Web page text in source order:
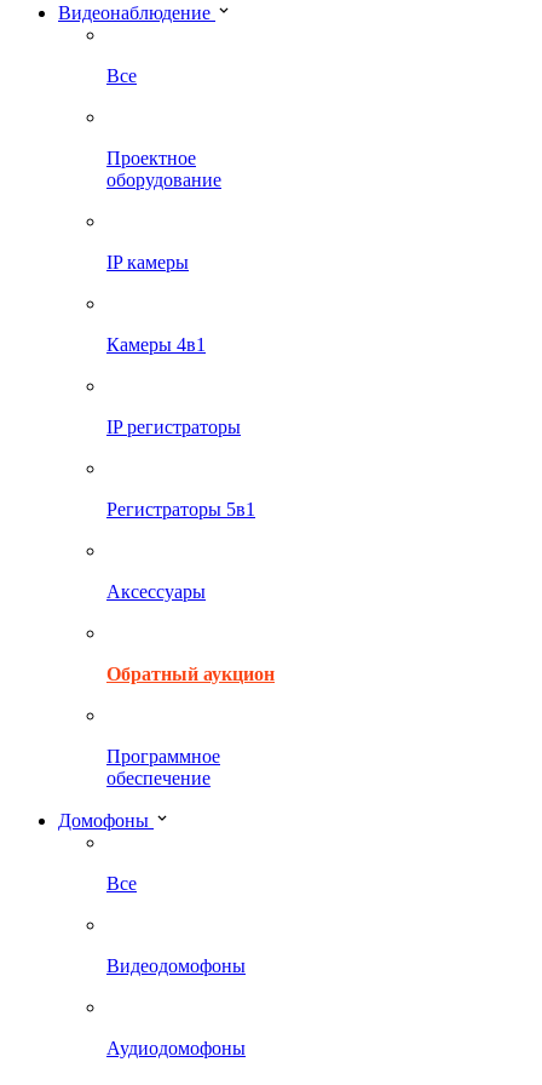
Видеонаблюдение
Все
Проектное
оборудование
IP камеры
Камеры 4в1
IP регистраторы
Регистраторы 5в1
Аксессуары
Обратный аукцион
Программное
обеспечение
Домофоны
Все
Видеодомофоны
Аудиодомофоны